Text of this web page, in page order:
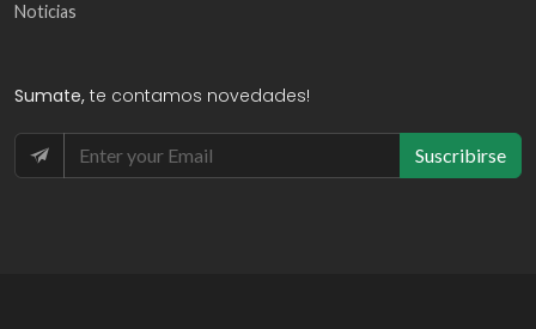
Noticias
Sumate, te contamos novedades!
Suscribirse